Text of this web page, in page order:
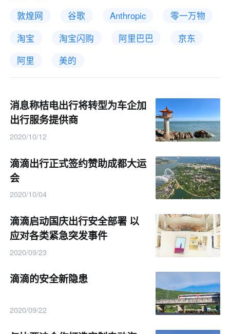
敦煌网 谷歌 Anthropic
零一万物
淘宝
淘宝闪购 阿里巴巴
京东
阿里
美的
消息称桔电出行将转型为车企加
出行服务提供商
2020/10/12
滴滴出行正式签约赞助成都大运
会
2020/10/04
滴滴启动国庆出行安全部署 以
应对各类紧急突发事件
2020/09/23
滴滴的安全新隐患
2020/09/22